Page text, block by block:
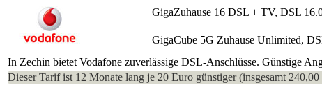
GigaZuhause 16 DSL + TV, DSL
GigaCube 5G Zuhause Unlimited,
In Zechin bietet Vodafone zuverlässige DSL-Anschlüsse. Günstige
Dieser Tarif ist 12 Monate lang je 20 Euro günstiger (insgesamt 240,00